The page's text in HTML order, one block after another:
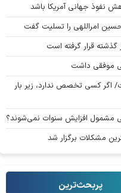
نفوذ جهانی آمریکا باشد
امراللهی را تسلیت گفت
قرار گرفته است
موفقی داشت
اگر کسی تخصص ندارد، زیر بار
مشمول افزایش سنوات نمی‌شوند؟
پربحث‌ترین‌